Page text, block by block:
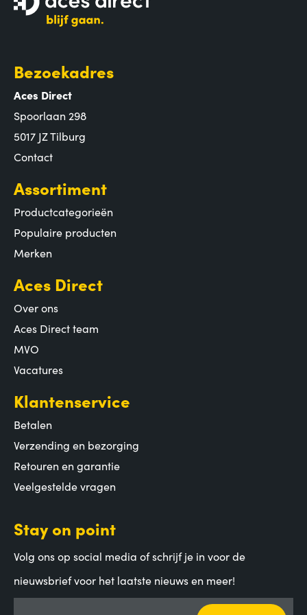
Bezoekadres
Aces Direct
Spoorlaan 298
5017 JZ Tilburg
Contact
Assortiment
Productcategorieën
Populaire producten
Merken
Aces Direct
Over ons
Aces Direct team
MVO
Vacatures
Klantenservice
Betalen
Verzending en bezorging
Retouren en garantie
Veelgestelde vragen
Stay on point
Volg ons op social media of schrijf je in voor de
nieuwsbrief voor het laatste nieuws en meer!